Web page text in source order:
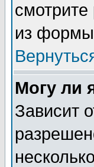
смотрите
из формы
Могу ли
Зависит